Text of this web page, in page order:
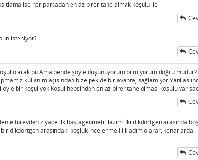
ise her parçadan en az birer tane almak koşulu ile
isteniyor?
olarak bu Ama bende şöyle düşünüyorum bilmiyorum doğru mudur?
kullanım açısından bize pek de bir avantaj sağlamıyor Yani
bir koşul yok Koşul hepsinden en az birer tane olması koşulu var
türevden ziyade ilk bastageometri lazım. İki dikdörtgen arasında
dikdörtgen arasındaki boşluk incelenmeli ilk adım olarar, kenarlarda